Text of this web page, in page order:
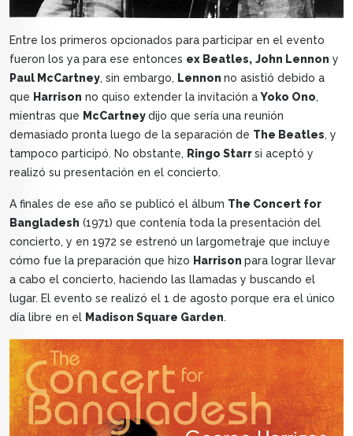
Entre los primeros opcionados para participar en el evento
fueron los ya para ese entonces ex Beatles, John Lennon y
Paul McCartney, sin embargo, Lennon no asistió debido a
que Harrison no quiso extender la invitación aYoko Ono,
mientras que McCartneydijo que sería una reunión
demasiado pronta luego de la separación de The Beatles, y
tampoco participó. No obstante, Ringo Starrsi aceptó y
realizó su presentación en el concierto.
A finales de ese año se publicó el álbum The Concert for
Bangladesh (1971) que contenía toda la presentación del
concierto, y en 1972 se estrenó un largometraje que incluye
cómo fue la preparación que hizo Harrison para lograr llevar
a cabo el concierto, haciendo las llamadas y buscando el
lugar. El evento se realizó el 1 de agosto porque era el único
día libre en el Madison Square Garden.